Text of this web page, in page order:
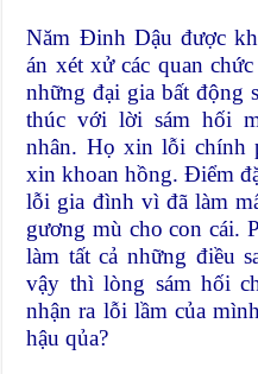
Năm Đinh Dậu được
án xét xử các quan
những đại gia bất động
thúc với lời sám hối
nhân. Họ xin lỗi chính
xin khoan hồng. Điểm
lỗi gia đình vì đã làm
gương mù cho con cái.
làm tất cả những điều
vậy thì lòng sám hối
nhận ra lỗi lầm của
hậu qủa?